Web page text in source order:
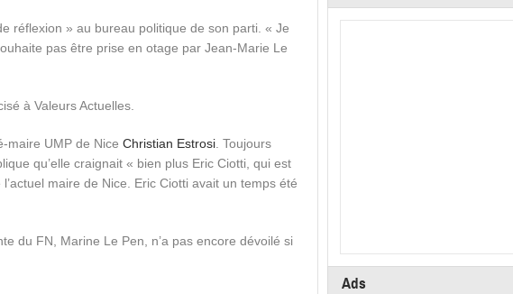
réflexion » au bureau politique de son parti. « Je
pas être prise en otage par Jean-Marie Le
à Valeurs Actuelles.
maire UMP de Nice Christian Estrosi . Toujours
qu’elle craignait « bien plus Eric Ciotti, qui est
maire de Nice. Eric Ciotti avait un temps été
du FN, Marine Le Pen, n’a pas encore dévoilé si
Ads